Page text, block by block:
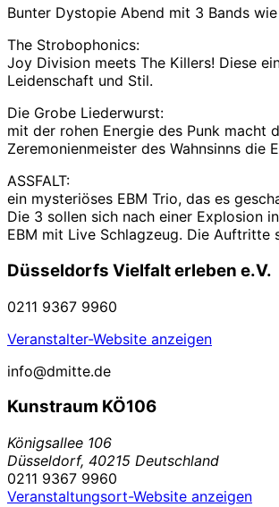
Bunter Dystopie Abend mit 3 Bands
The Strobophonics:
Joy Division meets The Killers! Diese
Leidenschaft und Stil.
Die Grobe Liederwurst:
mit der rohen Energie des Punk macht
Zeremonienmeister des Wahnsinns die
ASSFALT:
ein mysteriöses EBM Trio, das es
Die 3 sollen sich nach einer Explosion
EBM mit Live Schlagzeug. Die Auftritte
Düsseldorfs Vielfalt erleben e.V.
0211 9367 9960
Veranstalter-Website anzeigen
info@dmitte.de
Kunstraum KÖ106
Königsallee 106
Düsseldorf, 40215 Deutschland
0211 9367 9960
Veranstaltungsort-Website anzeigen